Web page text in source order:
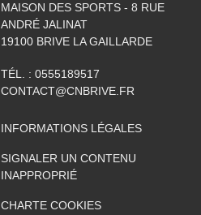
MAISON DES SPORTS - 8 RUE
ANDRÉ JALINAT
19100 BRIVE LA GAILLARDE
TÉL. : 0555189517
CONTACT@CNBRIVE.FR
INFORMATIONS LÉGALES
SIGNALER UN CONTENU
INAPPROPRIÉ
CHARTE COOKIES